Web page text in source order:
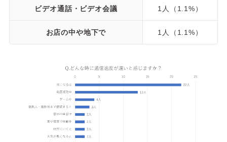
ビデオ通話・ビデオ会議 1人（1.1%）
お店の中や地下で 1人（1.1%）